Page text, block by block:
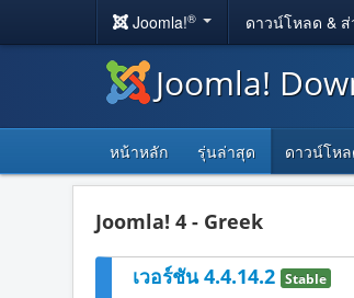
Joomla!® ดาวน์โหลด & ส่
Joomla!
หน้าหลัก รุ่นล่าสุด ดาวน์โห
Joomla! 4 - Greek
เวอร์ชัน 4.4.14.2 Stable